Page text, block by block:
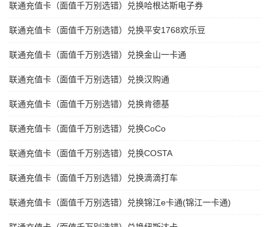
联通充值卡（面值千万别选错）兑换哈根达斯电子券
联通充值卡（面值千万别选错）兑换平安1768欢乐豆
联通充值卡（面值千万别选错）兑换金山一卡通
联通充值卡（面值千万别选错）兑换汉购通
联通充值卡（面值千万别选错）兑换肯德基
联通充值卡（面值千万别选错）兑换CoCo
联通充值卡（面值千万别选错）兑换COSTA
联通充值卡（面值千万别选错）兑换滴滴打车
联通充值卡（面值千万别选错）兑换锦江e卡通(锦江一卡通)